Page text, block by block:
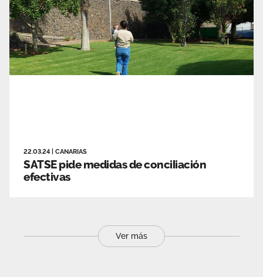
22.03.24 CANARIAS
SATSE pide medidas de conciliación
efectivas
Ver más